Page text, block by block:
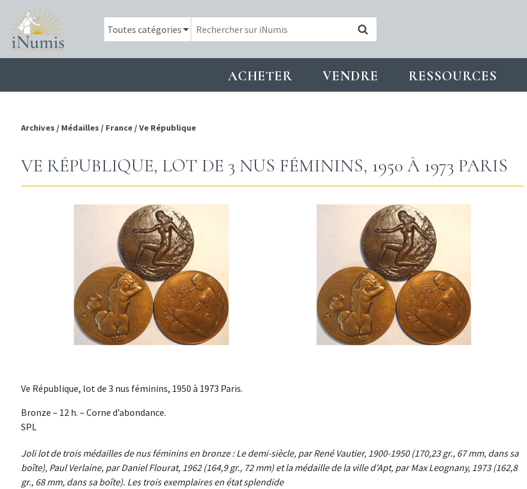
ACHETER VENDRE RESSOURCES
Archives / Médailles / France /Ve République
VE RÉPUBLIQUE, LOT DE 3 NUS FÉMININS, 1950 À 1973 PARIS
Ve République, lot de 3 nus féminins, 1950 à 1973 Paris.
Bronze – 12 h. – Corne d’abondance.
SPL
Joli lot de trois médailles de nus féminins en bronze : Le demi-siècle, par René Vautier, 1900-1950 (170,23 gr., 67 mm, dans sa
boîte), Paul Verlaine, par Daniel Flourat, 1962 (164,9 gr., 72 mm) et la médaille de la ville d'Apt, par Max Leognany, 1973 (162,8
gr., 68 mm, dans sa boîte). Les trois exemplaires en état splendide